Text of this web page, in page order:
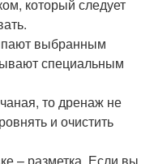
который следует
выбранным
специальным
то дренаж не
и очистить